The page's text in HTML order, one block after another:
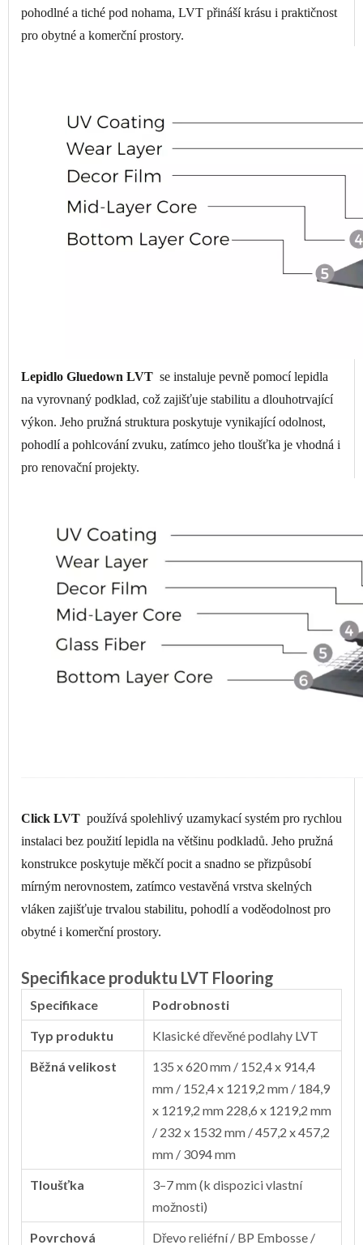
pohodlné a tiché pod nohama, LVT přináší krásu i praktičnost
pro obytné a komerční prostory.
Lepidlo Gluedown LVT se instaluje pevně pomocí lepidla
na vyrovnaný podklad, což zajišťuje stabilitu a dlouhotrvající
výkon. Jeho pružná struktura poskytuje vynikající odolnost,
pohodlí a pohlcování zvuku, zatímco jeho tloušťka je vhodná i
pro renovační projekty.
Click LVT používá spolehlivý uzamykací systém pro rychlou
instalaci bez použití lepidla na většinu podkladů. Jeho pružná
konstrukce poskytuje měkčí pocit a snadno se přizpůsobí
mírným nerovnostem, zatímco vestavěná vrstva skelných
vláken zajišťuje trvalou stabilitu, pohodlí a voděodolnost pro
obytné i komerční prostory.
Specifikace produktu LVT Flooring
Specifikace
Podrobnosti
Typ produktu
Klasické dřevěné podlahy LVT
Běžná velikost
135 x 620 mm / 152,4 x 914,4
mm / 152,4 x 1219,2 mm / 184,9
x 1219,2 mm 228,6 x 1219,2 mm
/ 232 x 1532 mm / 457,2 x 457,2
mm / 3094 mm
Tloušťka
3–7 mm (k dispozici vlastní
možnosti)
Povrchová
Dřevo reliéfní / BP Embosse /